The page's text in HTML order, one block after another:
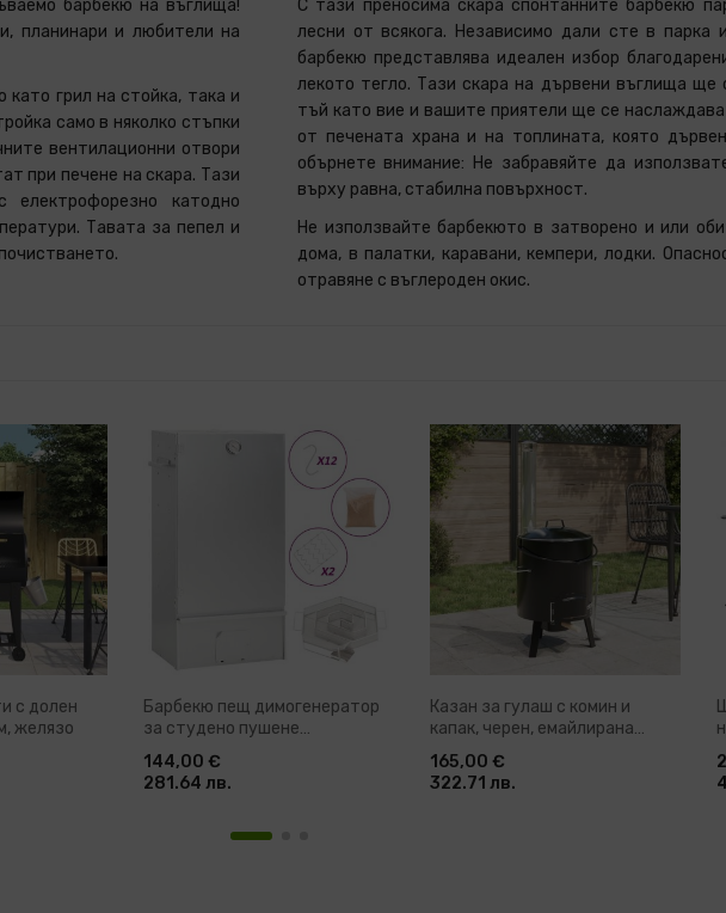
барбекю на въглища!
планинари и любители на
грил на стойка, така и
само в няколко стъпки
вентилационни отвори
при печене на скара. Тази
катодно
Тавата за пепел и
С тази преносима скара спонтанните барбекю
лесни от всякога. Независимо дали сте в парка
барбекю представлява идеален избор
лекото тегло. Тази скара на дървени въглища
тъй като вие и вашите приятели ще се
от печената храна и на топлината, която
обърнете внимание: Не забравяйте да
върху равна, стабилна повърхност.
Не използвайте барбекюто в затворено и или
дома, в палатки, каравани, кемпери, лодки.
отравяне с въглероден окис.
с долен
желязо
Барбекю пещ димогенератор
за студено пушене
поцинкована стомана
144,00 €
281.64 лв.
Казан за гулаш с комин и
капак, черен, емайлирана
стомана
165,00 €
322.71 лв.